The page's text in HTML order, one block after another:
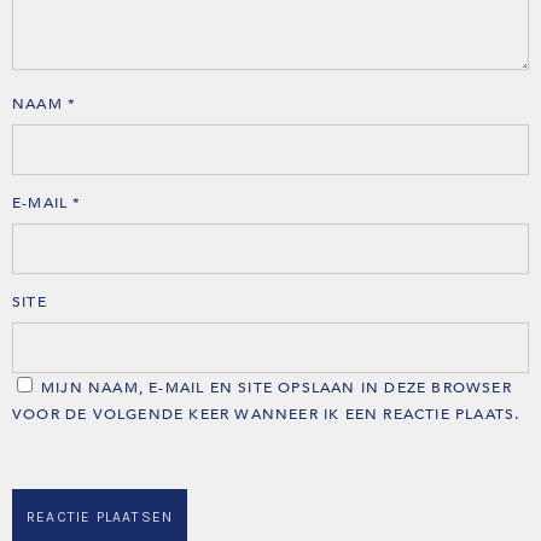
NAAM *
E-MAIL*
SITE
MIJN NAAM, E-MAIL EN SITE OPSLAAN IN DEZE BROWSER
VOOR DE VOLGENDE KEER WANNEER IK EEN REACTIE PLAATS.